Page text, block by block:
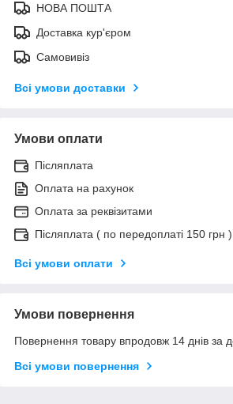
НОВА ПОШТА
Доставка кур'єром
Самовивіз
Всі умови доставки
Умови оплати
Післяплата
Оплата на рахунок
Оплата за реквізитами
Післяплата ( по передоплаті 150 грн )
Всі умови оплати
Умови повернення
Повернення товару впродовж 14 днів за
Всі умови повернення